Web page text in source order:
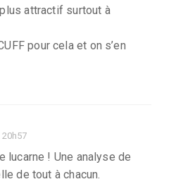
attractif surtout à
pour cela et on s’en
20h57
lucarne ! Une analyse de
de tout à chacun.